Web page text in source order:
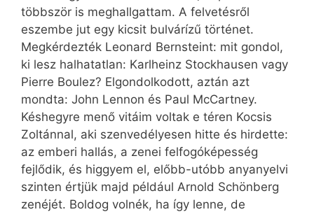
többször is meghallgattam. A felvetésről
eszembe jut egy kicsit bulvárízű történet.
Megkérdezték Leonard Bernsteint: mit gondol,
ki lesz halhatatlan: Karlheinz Stockhausen vagy
Pierre Boulez? Elgondolkodott, aztán azt
mondta: John Lennon és Paul McCartney.
Késhegyre menő vitáim voltak e téren Kocsis
Zoltánnal, aki szenvedélyesen hitte és hirdette:
az emberi hallás, a zenei felfogóképesség
fejlődik, és higgyem el, előbb-utóbb anyanyelvi
szinten értjük majd például Arnold Schönberg
zenéjét. Boldog volnék, ha így lenne, de